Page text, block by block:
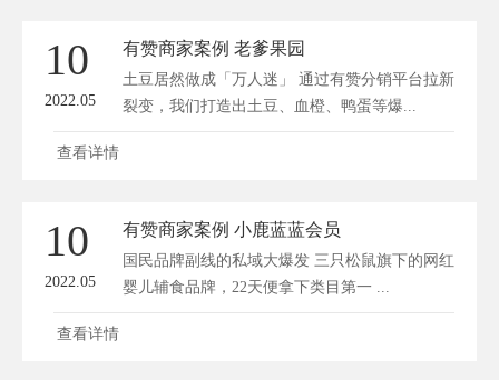
10
2022.05
有赞商家案例 老爹果园
土豆居然做成「万人迷」 通过有赞分销平台拉新
裂变，我们打造出土豆、血橙、鸭蛋等爆...
查看详情
10
2022.05
有赞商家案例 小鹿蓝蓝会员
国民品牌副线的私域大爆发 三只松鼠旗下的网红
婴儿辅食品牌，22天便拿下类目第一 ...
查看详情